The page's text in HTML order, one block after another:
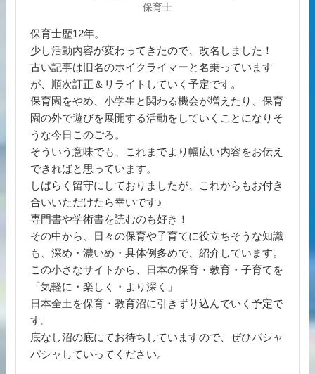
保育士
保育士歴12年。
少し活動内容が変わってきたので、改名しました！
古い記事は旧名のホイクライマーと名乗っています
が、順次訂正＆リライトしていく予定です。
保育園をやめ、小学生と関わる機会が増えたり、保育
園の外で遊びを展開する活動をしていくことになりそ
うな今日このごろ。
そういう意味でも、これまでより幅広い内容をお伝え
できればと思っています。
しばらく留守にしておりましたが、これからもお付き
合いいただけたら幸いです♪
専門書や学術書を読むのも好き！
その中から、日々の保育や子育てに役立ちそうな知識
も、深め・濃いめ・具体例多めで、紹介しています。
この小さなサイトから、日本の保育・教育・子育てを
「気軽に・楽しく・より深く」
日本全土を保育・教育沼に引きずり込んでいく予定で
す。
底なし沼の底にてお待ちしていますので、ぜひバシャ
バシャしていってください。